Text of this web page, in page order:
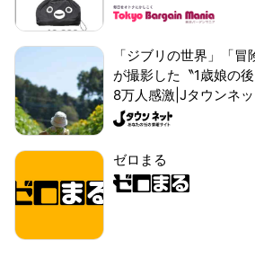
「ジブリの世界」「
が撮影した〝1歳娘の
8万人感激|Jタウンネッ
ゼロまる